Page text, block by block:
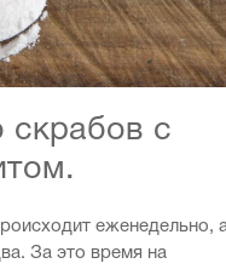
скрабов с
еженедельно,
За это время на